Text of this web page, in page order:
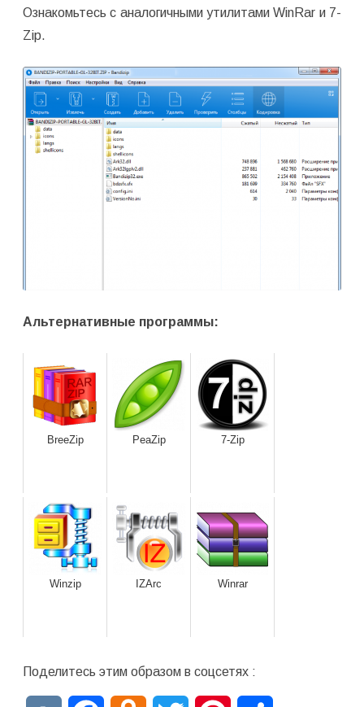
Ознакомьтесь с аналогичными утилитами WinRar и 7-
Zip.
Альтернативные программы:
BreeZip PeaZip 7-Zip
Winzip IZArc Winrar
Поделитесь этим образом в соцсетях :